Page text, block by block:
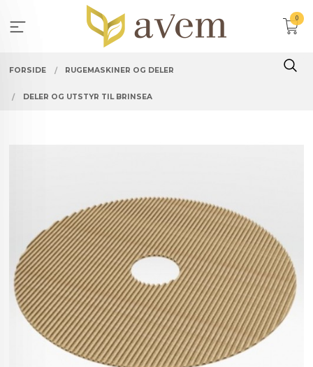
innholdet
0
FORSIDE RUGEMASKINER OG DELER
DELER OG UTSTYR TIL BRINSEA